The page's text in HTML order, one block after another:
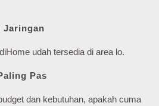
Jaringan
udah tersedia di area lo.
Pas
dan kebutuhan, apakah cuma